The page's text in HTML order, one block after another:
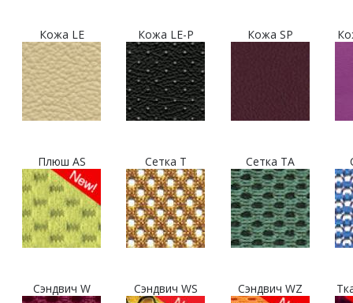
Кожа LE Кожа LE-P Кожа SP
Плюш AS Сетка T Сетка TA
Сэндвич W Сэндвич WS Сэндвич WZ